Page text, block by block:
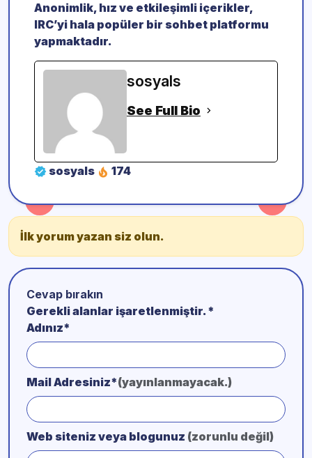
Anonimlik, hız ve etkileşimli içerikler,
IRC’yi hala popüler bir sohbet platformu
yapmaktadır.
sosyals
See Full Bio
sosyals 174
İlk yorum yazan siz olun.
Cevap bırakın
Gerekli alanlar işaretlenmiştir.*
Adınız*
Mail Adresiniz*(yayınlanmayacak.)
Web siteniz veya blogunuz (zorunlu değil)